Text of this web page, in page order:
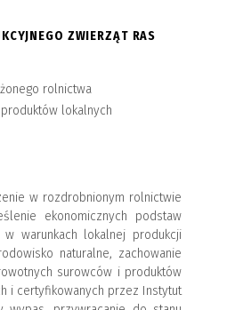
ZWIERZĄT RAS
rolnictwa
lokalnych
w rozdrobnionym rolnictwie
ekonomicznych podstaw
warunkach lokalnej produkcji
naturalne, zachowanie
surowców i produktów
i certyfikowanych przez Instytut